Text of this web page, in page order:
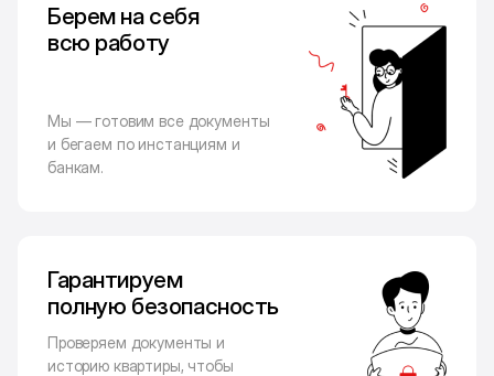
Берем на себя
всю работу
Мы — готовим все документы
и бегаем по инстанциям и
банкам.
Гарантируем
полную безопасность
Проверяем документы и
историю квартиры, чтобы